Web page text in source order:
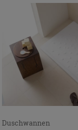
Duschwannen